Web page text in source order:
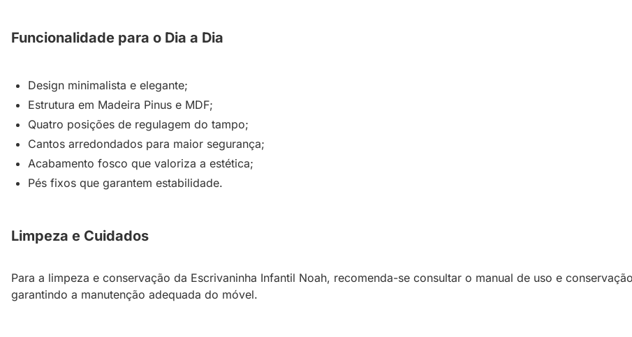
Funcionalidade para o Dia a Dia
Design minimalista e elegante;
Estrutura em Madeira Pinus e MDF;
Quatro posições de regulagem do tampo;
Cantos arredondados para maior segurança;
Acabamento fosco que valoriza a estética;
Pés fixos que garantem estabilidade.
Limpeza e Cuidados
Para a limpeza e conservação da Escrivaninha Infantil Noah, recomenda-se consultar o manual de uso e
garantindo a manutenção adequada do móvel.